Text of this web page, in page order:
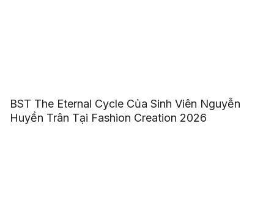
BST The Eternal Cycle Của Sinh Viên Nguyễn
Huyền Trân Tại Fashion Creation 2026